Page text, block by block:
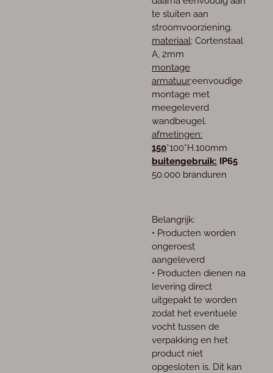
te sluiten aan
stroomvoorziening.
materiaal: Cortenstaal
A, 2mm
montage
armatuur:eenvoudige
montage met
meegeleverd
wandbeugel.
afmetingen:
150*100*H.100mm
buitengebruik: IP65
50.000 branduren
Belangrijk:
• Producten worden
ongeroest
aangeleverd
• Producten dienen na
levering direct
uitgepakt te worden
zodat het eventuele
vocht tussen de
verpakking en het
product niet
opgesloten is. Dit kan